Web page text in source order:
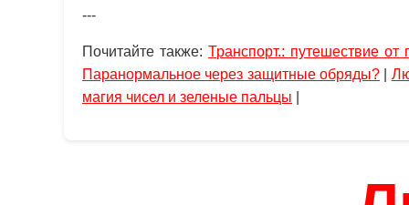
---
Почитайте также:Транспорт.: путешествие
Паранормальное через защитные обряды?
магия чисел и зеленые пальцы